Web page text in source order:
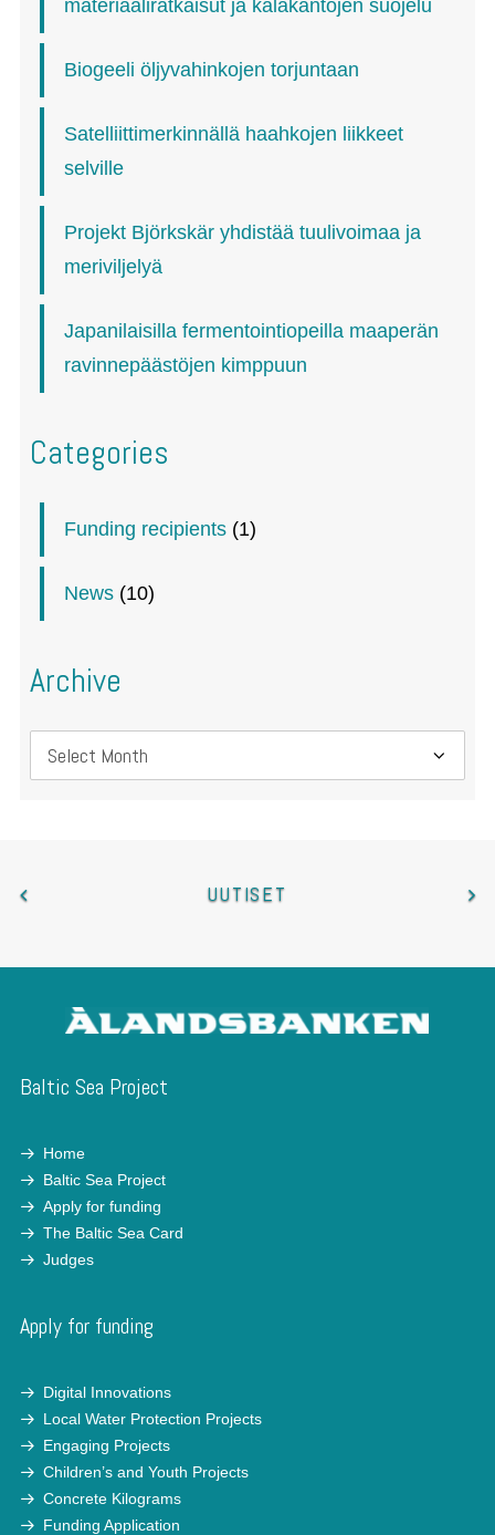
materiaaliratkaisut ja kalakantojen suojelu
Biogeeli öljyvahinkojen torjuntaan
Satelliittimerkinnällä haahkojen liikkeet
selville
Projekt Björkskär yhdistää tuulivoimaa ja
meriviljelyä
Japanilaisilla fermentointiopeilla maaperän
ravinnepäästöjen kimppuun
Categories
Funding recipients (1)
News (10)
Archive
Archive
UUTISET
Baltic Sea Project
Home
Baltic Sea Project
Apply for funding
The Baltic Sea Card
Judges
Apply for funding
Digital Innovations
Local Water Protection Projects
Engaging Projects
Children’s and Youth Projects
Concrete Kilograms
Funding Application